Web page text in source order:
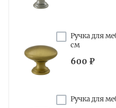
600 ₽
Ручка для
см
Ручка для